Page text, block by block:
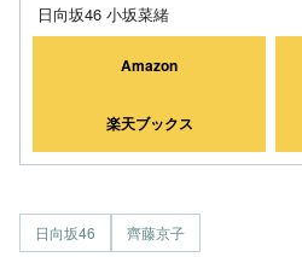
日向坂46 小坂菜緒
Amazon
楽天ブックス
日向坂46 齊藤京子